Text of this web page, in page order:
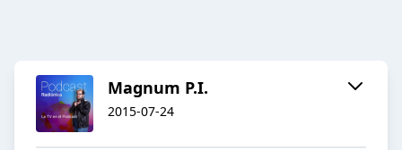
Magnum P.I.
2015-07-24